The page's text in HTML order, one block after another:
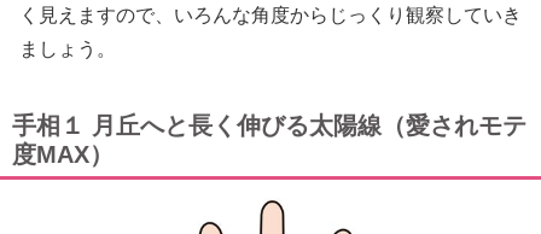
く見えますので、いろんな角度からじっくり観察していき
ましょう。
手相１ 月丘へと長く伸びる太陽線（愛されモテ
度MAX）